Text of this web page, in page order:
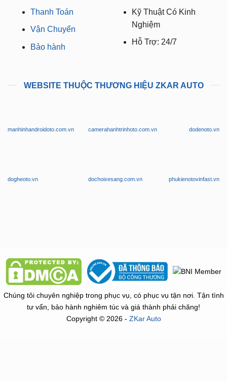
Thanh Toán
Vận Chuyển
Bảo hành
Kỹ Thuật Có Kinh
Nghiệm
Hỗ Trợ: 24/7
WEBSITE THUỘC THƯƠNG HIỆU ZKAR AUTO
manhinhandroidoto.com.vn camerahanhtrinhoto.com.vn dodenoto.vn
dogheoto.vn dochoixesang.com.vn phukienotovinfast.vn
Chúng tôi chuyên nghiệp trong phục vụ, có phục vụ tận nơi. Tận tình
tư vấn, bảo hành nghiêm túc và giá thành phải chăng!
Copyright © 2026 - ZKar Auto